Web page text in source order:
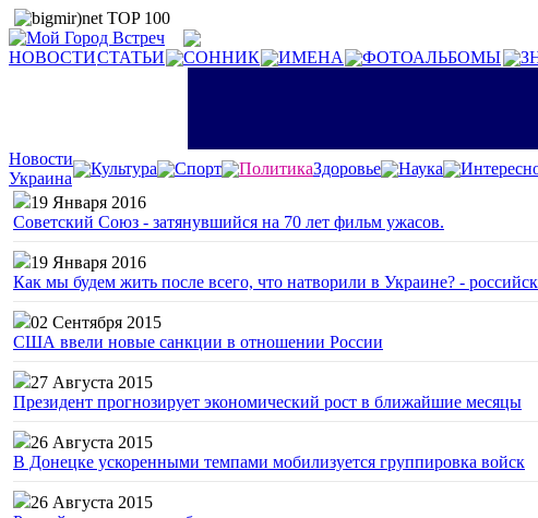
НОВОСТИСТАТЬИ СОННИК ИМЕНА ФОТОАЛЬБОМЫ
Новости
Украина
Культура Спорт ПолитикаЗдоровье Наука
19 Января 2016
Советский Союз - затянувшийся на 70 лет фильм ужасов.
19 Января 2016
Как мы будем жить после всего, что натворили в Украине? -
02 Сентября 2015
США ввели новые санкции в отношении России
27 Августа 2015
Президент прогнозирует экономический рост в ближайшие месяцы
26 Августа 2015
В Донецке ускоренными темпами мобилизуется группировка войск
26 Августа 2015